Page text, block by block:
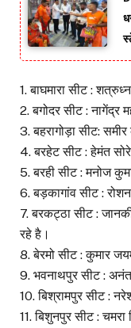
1. बाघमारा सीट :
2. बगोदर सीट : नागेंद्र
3. बहरागोड़ा सीट:
4. बरहेट सीट : हेमंत
5. बरही सीट : मनोज
6. बड़कागांव सीट :
7. बरकट्ठा सीट :
रहे है।
8. बेरमो सीट : कुमार
9. भवनाथपुर सीट :
10. बिश्रामपुर सीट :
11. बिशुनपुर सीट :